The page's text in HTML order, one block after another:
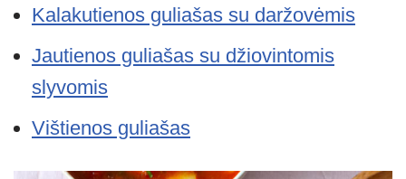
Kalakutienos guliašas su daržovėmis
Jautienos guliašas su džiovintomis
slyvomis
Vištienos guliašas